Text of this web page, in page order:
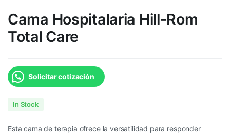
Cama Hospitalaria Hill-Rom
Total Care
Solicitar cotización
In Stock
Esta cama de terapia ofrece la versatilidad para responder